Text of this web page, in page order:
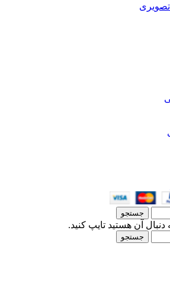
جستجو
آن هستید تایپ کنید.
جستجو